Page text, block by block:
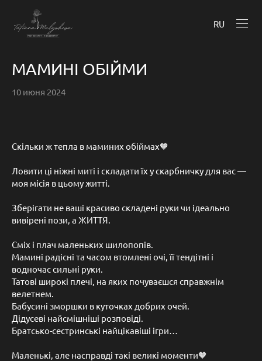
RU
МАМИНІ ОБІЙМИ
10 июня 2024
Скільки ж тепла в маминих обіймах🧡
Ловити ці ніжні миті і складати їх у скарбничку для вас —
моя місія в цьому житті.
Зберігати не ваші красиво складені руки чи ідеально
вивірені пози, а ЖИТТЯ.
Сміх і плач маленьких шилопопів.
Мамині радісні та часом втомлені очі, її тендітні і
водночас сильні руки.
Татові широкі плечі, на яких почуваєшся справжнім
велетнем.
Бабусині зморшки в куточках добрих очей.
Дідусеві найсмішніші розповіді.
Братсько-сестринські найцікавіші ігри…
Маленькі, але насправді такі великі моменти🧡